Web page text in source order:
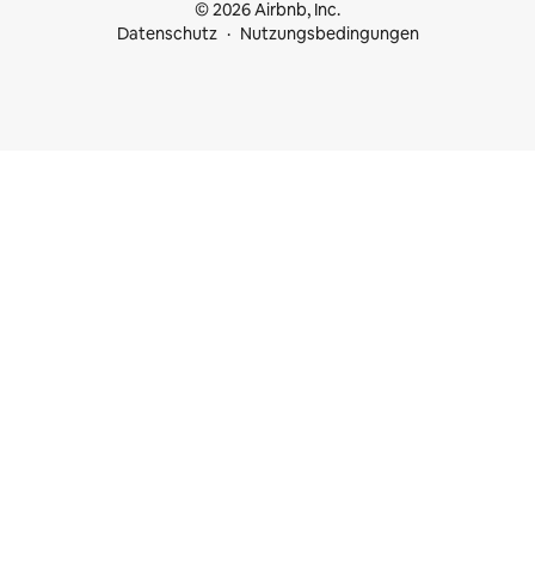
© 2026 Airbnb, Inc.
Datenschutz
Nutzungsbedingungen